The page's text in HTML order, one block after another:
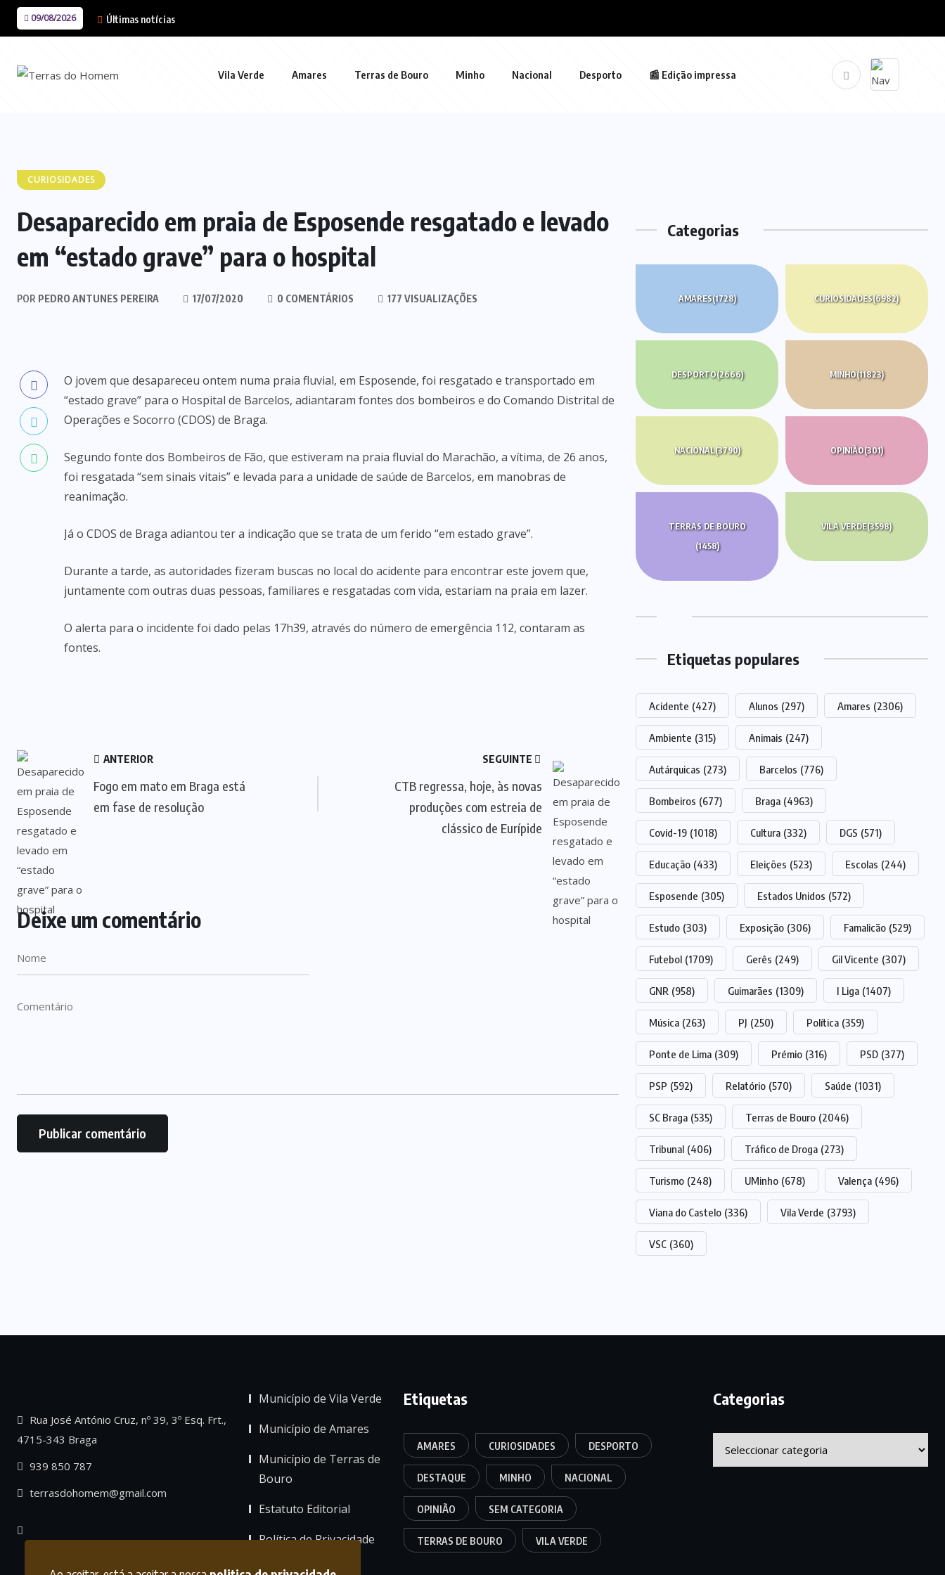
09/08/2026 Últimas notícias
Vila Verde Amares Terras de Bouro Minho Nacional Desporto 📰 Edição impressa
CURIOSIDADES
Desaparecido em praia de Esposende resgatado e levado
em “estado grave” para o hospital
POR PEDRO ANTUNES PEREIRA 17/07/2020 0 COMENTÁRIOS 177 VISUALIZAÇÕES
O jovem que desapareceu ontem numa praia fluvial, em Esposende, foi resgatado e transportado em
“estado grave” para o Hospital de Barcelos, adiantaram fontes dos bombeiros e do Comando Distrital de
Operações e Socorro (CDOS) de Braga.
Segundo fonte dos Bombeiros de Fão, que estiveram na praia fluvial do Marachão, a vítima, de 26 anos,
foi resgatada “sem sinais vitais” e levada para a unidade de saúde de Barcelos, em manobras de
reanimação.
Já o CDOS de Braga adiantou ter a indicação que se trata de um ferido “em estado grave”.
Durante a tarde, as autoridades fizeram buscas no local do acidente para encontrar este jovem que,
juntamente com outras duas pessoas, familiares e resgatadas com vida, estariam na praia em lazer.
O alerta para o incidente foi dado pelas 17h39, através do número de emergência 112, contaram as
fontes.
ANTERIOR
Fogo em mato em Braga está
em fase de resolução
SEGUINTE
CTB regressa, hoje, às novas
produções com estreia de
clássico de Eurípide
Deixe um comentário
Categorias
AMARES(1728) CURIOSIDADES(6982)
DESPORTO(2666) MINHO(11823)
NACIONAL(3790) OPINIÃO(301)
TERRAS DE BOURO
(1458)
VILA VERDE(3598)
Etiquetas populares
Acidente (427) Alunos (297) Amares (2306)
Ambiente (315) Animais (247)
Autárquicas (273) Barcelos (776)
Bombeiros (677) Braga (4963)
Covid-19 (1018) Cultura (332) DGS (571)
Educação (433) Eleições (523) Escolas (244)
Esposende (305) Estados Unidos (572)
Estudo (303) Exposição (306) Famalicão (529)
Futebol (1709) Gerês (249) Gil Vicente (307)
GNR (958) Guimarães (1309) I Liga (1407)
Música (263) PJ (250) Política (359)
Ponte de Lima (309) Prémio (316) PSD (377)
PSP (592) Relatório (570) Saúde (1031)
SC Braga (535) Terras de Bouro (2046)
Tribunal (406) Tráfico de Droga (273)
Turismo (248) UMinho (678) Valença (496)
Viana do Castelo (336) Vila Verde (3793)
VSC (360)
Rua José António Cruz, nº 39, 3º Esq. Frt.,
4715-343 Braga
939 850 787
terrasdohomem@gmail.com
Município de Vila Verde
Município de Amares
Município de Terras de
Bouro
Estatuto Editorial
Política de Privacidade
Etiquetas
AMARES CURIOSIDADES DESPORTO
DESTAQUE MINHO NACIONAL
OPINIÃO SEM CATEGORIA
TERRAS DE BOURO VILA VERDE
Categorias